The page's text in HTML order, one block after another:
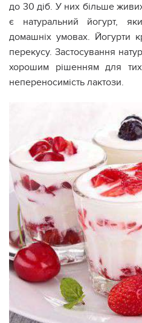
до 30 діб. У них більше
є натуральний йогурт,
домашніх умовах. Йогурти
перекусу. Застосування
хорошим рішенням для
непереносимість лактози.